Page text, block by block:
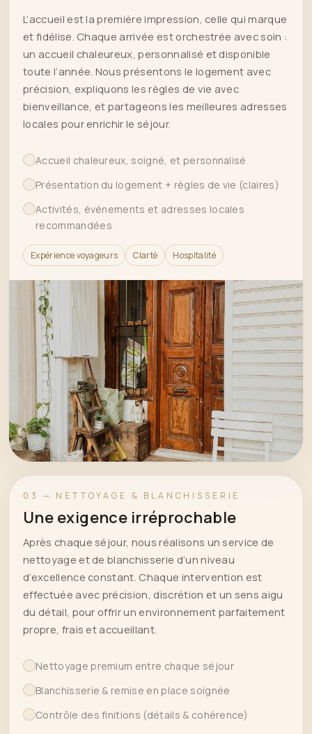
L’accueil est la première impression, celle qui marque
et fidélise. Chaque arrivée est orchestrée avec soin :
un accueil chaleureux, personnalisé et disponible
toute l’année. Nous présentons le logement avec
précision, expliquons les règles de vie avec
bienveillance, et partageons les meilleures adresses
locales pour enrichir le séjour.
Accueil chaleureux, soigné, et personnalisé
Présentation du logement + règles de vie (claires)
Activités, événements et adresses locales
recommandées
Expérience voyageurs Clarté Hospitalité
03 — NETTOYAGE & BLANCHISSERIE
Une exigence irréprochable
Après chaque séjour, nous réalisons un service de
nettoyage et de blanchisserie d’un niveau
d’excellence constant. Chaque intervention est
effectuée avec précision, discrétion et un sens aigu
du détail, pour offrir un environnement parfaitement
propre, frais et accueillant.
Nettoyage premium entre chaque séjour
Blanchisserie & remise en place soignée
Contrôle des finitions (détails & cohérence)